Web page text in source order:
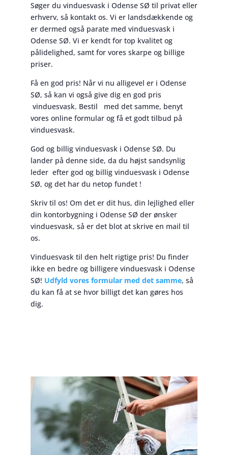
Søger du vinduesvask i Odense SØ til privat eller
erhverv, så kontakt os. Vi er landsdækkende og
er dermed også parate med vinduesvask i
Odense SØ. Vi er kendt for top kvalitet og
pålidelighed, samt for vores skarpe og billige
priser.
Få en god pris! Når vi nu alligevel er i Odense
SØ, så kan vi også give dig en god pris
vinduesvask. Bestil med det samme, benyt
vores online formular og få et godt tilbud på
vinduesvask.
God og billig vinduesvask i Odense SØ. Du
lander på denne side, da du højst sandsynlig
leder efter god og billig vinduesvask i Odense
SØ, og det har du netop fundet !
Skriv til os! Om det er dit hus, din lejlighed eller
din kontorbygning i Odense SØ der ønsker
vinduesvask, så er det blot at skrive en mail til
os.
Vinduesvask til den helt rigtige pris! Du finder
ikke en bedre og billigere vinduesvask i Odense
SØ! Udfyld vores formular med det samme, så
du kan få at se hvor billigt det kan gøres hos
dig.